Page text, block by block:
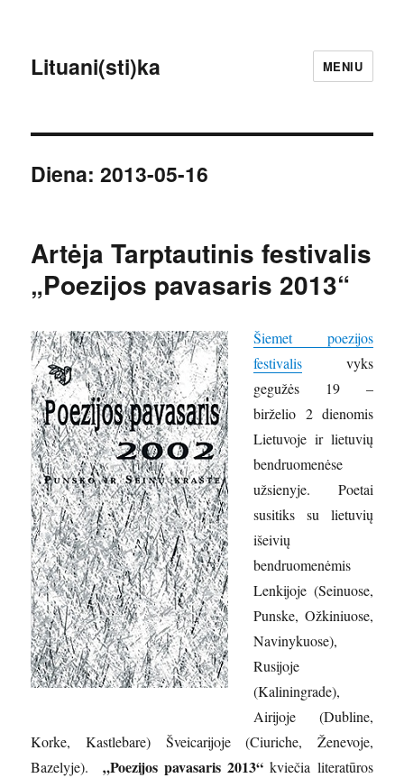
Lituani(sti)ka MENIU
Diena:2013-05-16
Artėja Tarptautinis festivalis
„Poezijos pavasaris 2013“
Šiemet poezijos
festivalis vyks
gegužės 19 –
birželio 2 dienomis
Lietuvoje ir lietuvių
bendruomenėse
užsienyje. Poetai
susitiks su lietuvių
išeivių
bendruomenėmis
Lenkijoje (Seinuose,
Punske, Ožkiniuose,
Navinykuose),
Rusijoje
(Kaliningrade),
Airijoje (Dubline,
Korke, Kastlebare) Šveicarijoje (Ciuriche, Ženevoje,
Bazelyje). „Poezijos pavasaris 2013“ kviečia literatūros